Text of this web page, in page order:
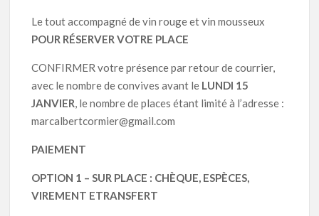
Le tout accompagné de vin rouge et vin mousseux
POUR RÉSERVER VOTRE PLACE
CONFIRMER votre présence par retour de courrier,
avec le nombre de convives avant le LUNDI 15
JANVIER, le nombre de places étant limité à l’adresse :
marcalbertcormier@gmail.com
PAIEMENT
OPTION 1 – SUR PLACE : CHÈQUE, ESPÈCES,
VIREMENT ETRANSFERT